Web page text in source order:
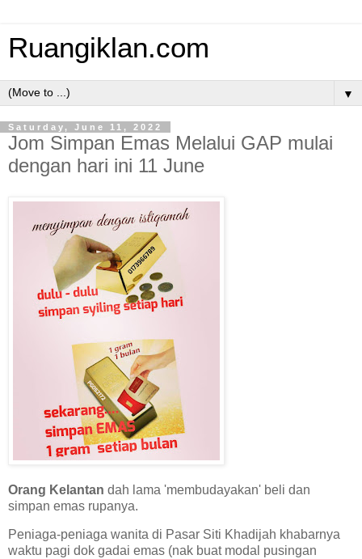
Ruangiklan.com
▼
Saturday, June 11, 2022
Jom Simpan Emas Melalui GAP mulai
dengan hari ini 11 June
Orang Kelantan dah lama 'membudayakan' beli dan
simpan emas rupanya.
Peniaga-peniaga wanita di Pasar Siti Khadijah khabarnya
waktu pagi dok gadai emas (nak buat modal pusingan